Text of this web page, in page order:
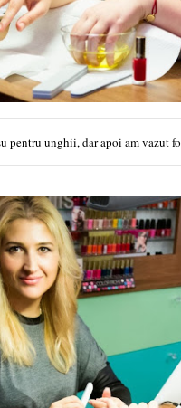
pentru unghii, dar apoi am vazut